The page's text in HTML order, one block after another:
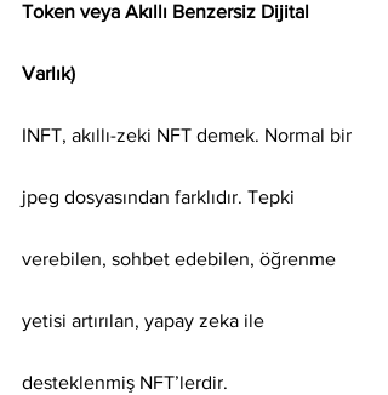
Token veya Akıllı Benzersiz Dijital
Varlık)
INFT, akıllı-zeki NFT demek. Normal bir
jpeg dosyasından farklıdır. Tepki
verebilen, sohbet edebilen, öğrenme
yetisi artırılan, yapay zeka ile
desteklenmiş NFT’lerdir.